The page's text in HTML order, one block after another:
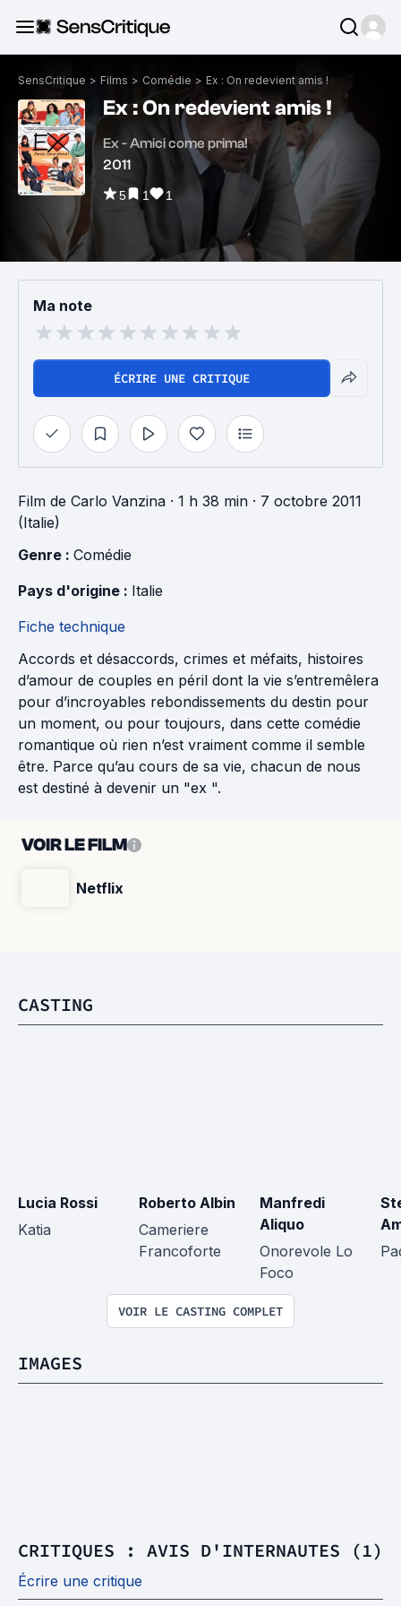
SensCritique > Films > Comédie > Ex : On redevient amis !
Ex : On redevient amis !
Ex - Amici come prima!
2011
5 1 1
Ma note
ÉCRIRE UNE CRITIQUE
Film de Carlo Vanzina · 1 h 38 min · 7 octobre 2011
(Italie)
Genre : Comédie
Pays d'origine : Italie
Fiche technique
Accords et désaccords, crimes et méfaits, histoires
d’amour de couples en péril dont la vie s’entremêlera
pour d’incroyables rebondissements du destin pour
un moment, ou pour toujours, dans cette comédie
romantique où rien n’est vraiment comme il semble
être. Parce qu’au cours de sa vie, chacun de nous
est destiné à devenir un "ex ".
VOIR LE FILM
Netflix
CASTING
Lucia Rossi
Katia
Roberto Albin
Cameriere
Francoforte
Manfredi
Aliquo
Onorevole Lo
Foco
VOIR LE CASTING COMPLET
IMAGES
CRITIQUES : AVIS D'INTERNAUTES (1)
Écrire une critique